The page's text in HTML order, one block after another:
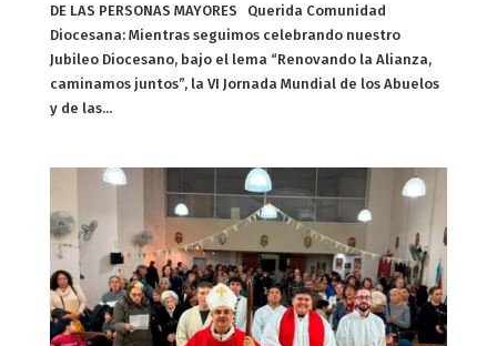
DE LAS PERSONAS MAYORES Querida Comunidad
Diocesana: Mientras seguimos celebrando nuestro
Jubileo Diocesano, bajo el lema “Renovando la Alianza,
caminamos juntos”, la VI Jornada Mundial de los Abuelos
y de las...